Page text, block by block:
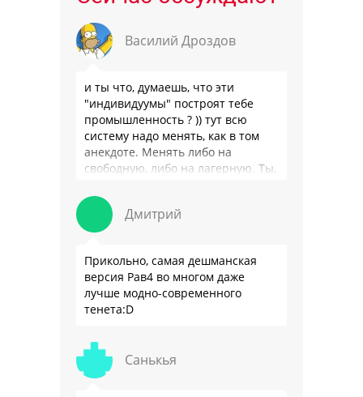
Василий Дроздов
и ты что, думаешь, что эти
"индивидуумы" построят тебе
промышленность ? )) тут всю
систему надо менять, как в том
анекдоте. Менять либо на
свободную, либо на лагерную. Ты,
Дмитрий
Прикольно, самая дешманская
версия Рав4 во многом даже
лучше модно-современного
тенета:D
Санькья